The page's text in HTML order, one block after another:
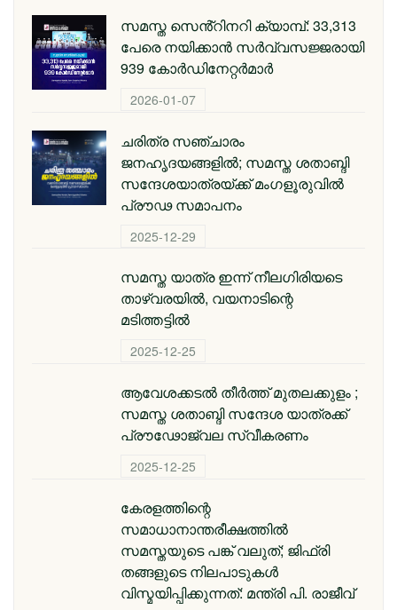
സമസ്ത സെൻ്റിനറി ക്യാമ്പ്: 33,313
പേരെ നയിക്കാൻ സർവ്വസജ്ജരായി
939 കോർഡിനേറ്റർമാർ
2026-01-07
ചരിത്ര സഞ്ചാരം
ജനഹൃദയങ്ങളിൽ; സമസ്ത ശതാബ്ദി
സന്ദേശയാത്രയ്ക്ക് മംഗളൂരുവിൽ
പ്രൗഢ സമാപനം
2025-12-29
സമസ്ത യാത്ര ഇന്ന് നീലഗിരിയടെ
താഴ്‌വരയിൽ, വയനാടിന്റെ
മടിത്തട്ടിൽ
2025-12-25
ആവേശക്കടൽ തീർത്ത് മുതലക്കുളം ;
സമസ്ത ശതാബ്ദി സന്ദേശ യാത്രക്ക്
പ്രൗഢോജ്വല സ്വീകരണം
2025-12-25
കേരളത്തിന്റെ
സമാധാനാന്തരീക്ഷത്തിൽ
സമസ്തയുടെ പങ്ക് വലുത്; ജിഫ്‌രി
തങ്ങളുടെ നിലപാടുകൾ
വിസ്മയിപ്പിക്കുന്നത്: മന്ത്രി പി. രാജീവ്